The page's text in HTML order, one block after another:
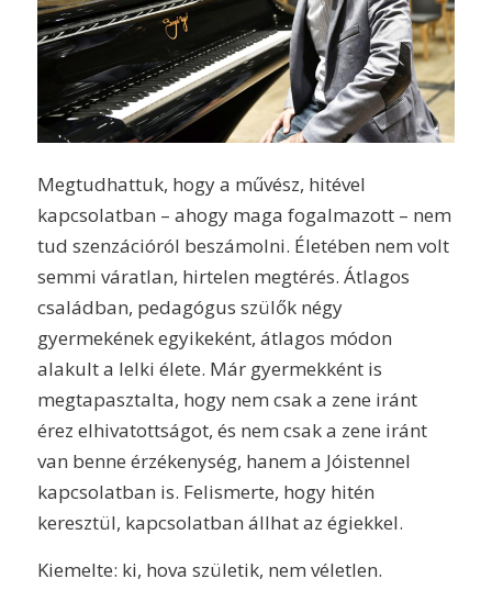
Megtudhattuk, hogy a művész, hitével
kapcsolatban – ahogy maga fogalmazott – nem
tud szenzációról beszámolni. Életében nem volt
semmi váratlan, hirtelen megtérés. Átlagos
családban, pedagógus szülők négy
gyermekének egyikeként, átlagos módon
alakult a lelki élete. Már gyermekként is
megtapasztalta, hogy nem csak a zene iránt
érez elhivatottságot, és nem csak a zene iránt
van benne érzékenység, hanem a Jóistennel
kapcsolatban is. Felismerte, hogy hitén
keresztül, kapcsolatban állhat az égiekkel.
Kiemelte: ki, hova születik, nem véletlen.